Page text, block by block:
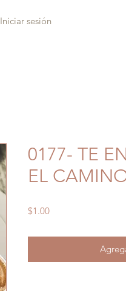
Iniciar sesión
0177- TE
EL
$1.00Precio